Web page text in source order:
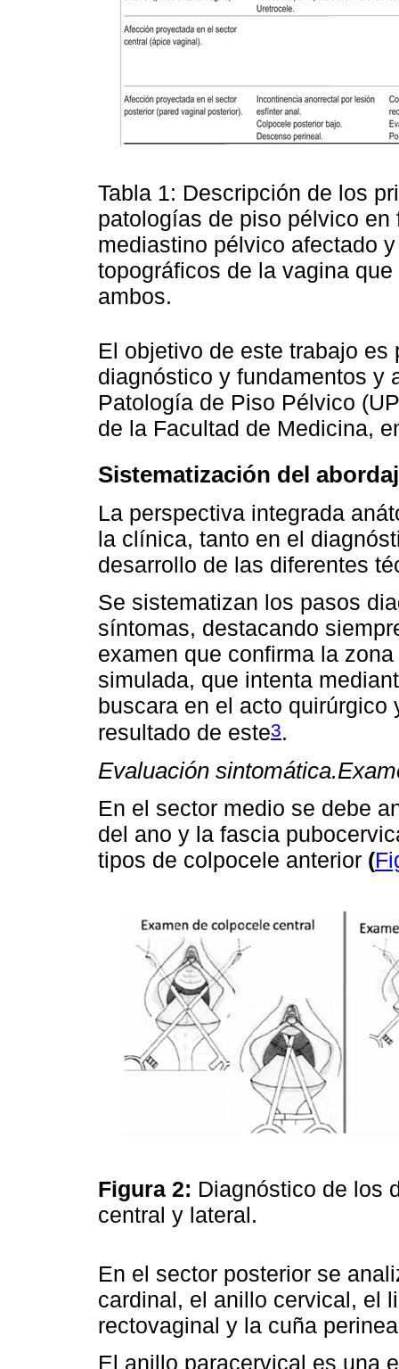
Tabla 1: Descripción de los
patologías de piso pélvico
mediastino pélvico afectado
topográficos de la vagina
ambos.
El objetivo de este trabajo
diagnóstico y fundamentos y
Patología de Piso Pélvico
de la Facultad de Medicina,
Sistematización del
La perspectiva integrada
la clínica, tanto en el
desarrollo de las diferentes
Se sistematizan los pasos
síntomas, destacando
examen que confirma la
simulada, que intenta
buscara en el acto quirúrgico
resultado de este3.
Evaluación sintomática.
En el sector medio se debe
del ano y la fascia
tipos de colpocele anterior (
Figura 2: Diagnóstico de los
central y lateral.
En el sector posterior se
cardinal, el anillo cervical, el
rectovaginal y la cuña
El anillo paracervical es una